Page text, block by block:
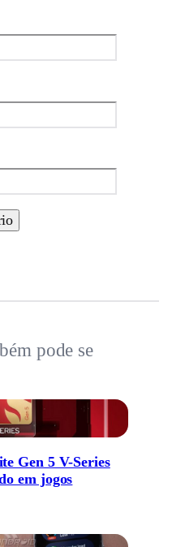
pode se
Gen 5 V-Series
em jogos